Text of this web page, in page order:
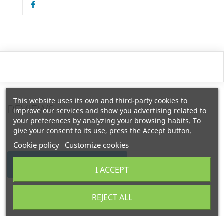
REVIEWS
This website uses its own and third-party cookies to
improve our services and show you advertising related to
your preferences by analyzing your browsing habits. To
give your consent to its use, press the Accept button.
Cookie policy Customize cookies
REJECT ALL
I ACCEPT